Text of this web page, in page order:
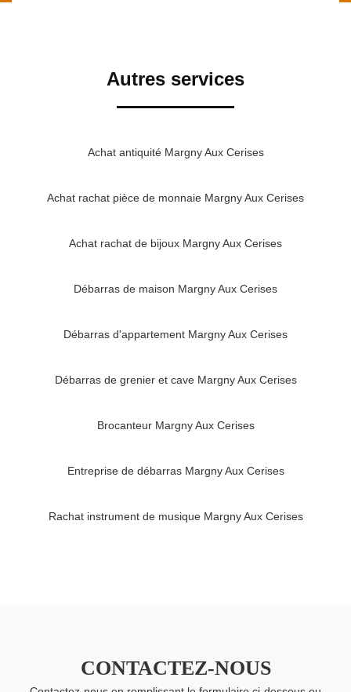
Autres services
Achat antiquité Margny Aux Cerises
Achat rachat pièce de monnaie Margny Aux Cerises
Achat rachat de bijoux Margny Aux Cerises
Débarras de maison Margny Aux Cerises
Débarras d'appartement Margny Aux Cerises
Débarras de grenier et cave Margny Aux Cerises
Brocanteur Margny Aux Cerises
Entreprise de débarras Margny Aux Cerises
Rachat instrument de musique Margny Aux Cerises
CONTACTEZ-NOUS